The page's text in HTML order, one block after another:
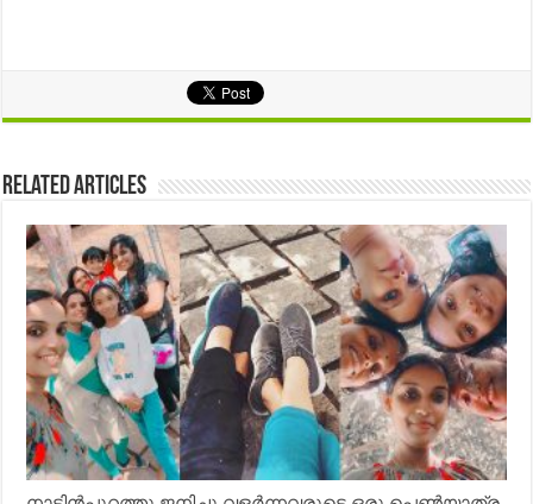
Related Articles